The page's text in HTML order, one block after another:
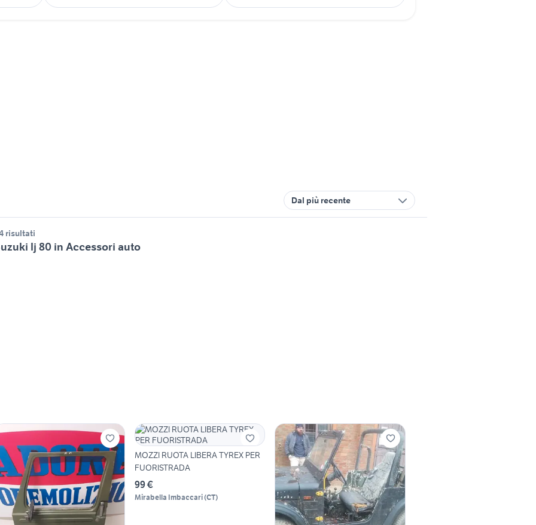
Dal più recente
risultati
lj 80 in Accessori auto
MOZZI RUOTA LIBERA TYREX PER
FUORISTRADA
99 €
Mirabella Imbaccari(CT)